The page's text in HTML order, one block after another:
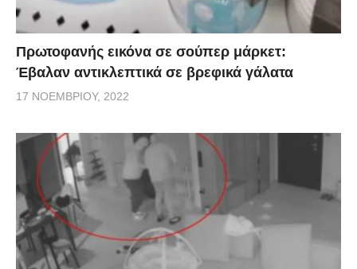
Πρωτοφανής εικόνα σε σούπερ μάρκετ:
Έβαλαν αντικλεπτικά σε βρεφικά γάλατα
17 ΝΟΕΜΒΡΊΟΥ, 2022